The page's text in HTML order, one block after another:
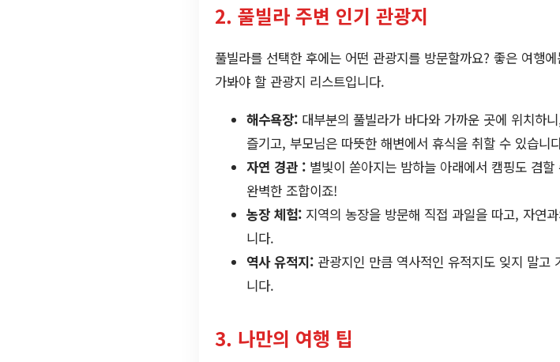
2. 풀빌라 주변 인기 관광지
풀빌라를 선택한 후에는 어떤 관광지를 방문할까요? 좋은 여행
가봐야 할 관광지 리스트입니다.
해수욕장: 대부분의 풀빌라가 바다와 가까운 곳에 위치하
즐기고, 부모님은 따뜻한 해변에서 휴식을 취할 수 있습니
자연 경관 : 별빛이 쏟아지는 밤하늘 아래에서 캠핑도 겸
완벽한 조합이죠!
농장 체험: 지역의 농장을 방문해 직접 과일을 따고, 자연
니다.
역사 유적지: 관광지인 만큼 역사적인 유적지도 잊지 말
니다.
3. 나만의 여행 팁